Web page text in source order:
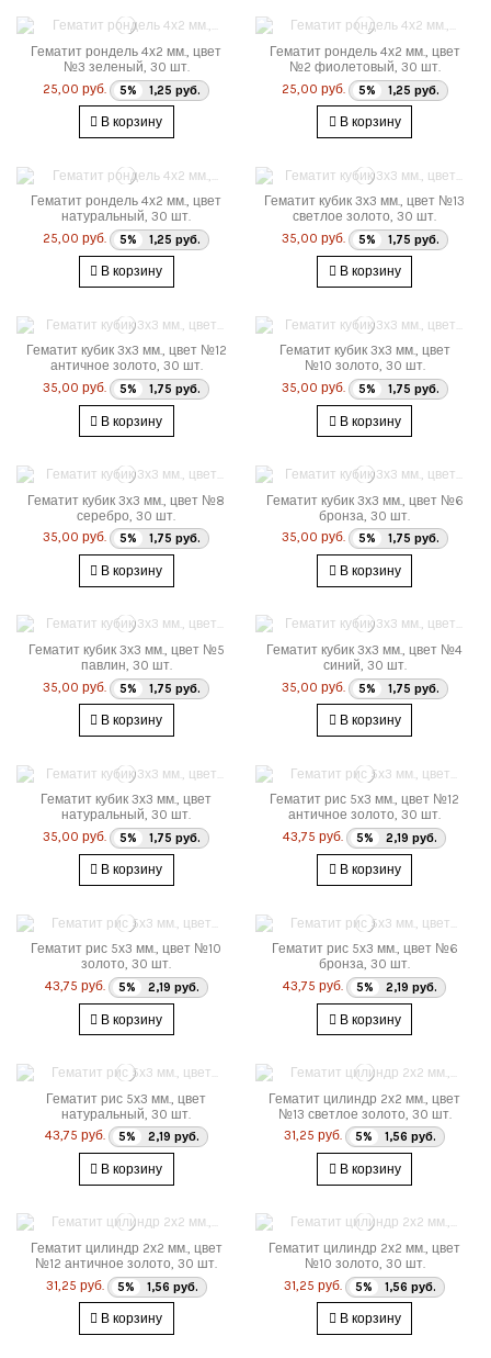
Гематит рондель 4х2 мм., цвет
№3 зеленый, 30 шт.
25,00 руб.
5% 1,25 руб.
В корзину
Гематит рондель 4х2 мм., цвет
№2 фиолетовый, 30 шт.
25,00 руб.
5% 1,25 руб.
В корзину
Гематит рондель 4х2 мм., цвет
натуральный, 30 шт.
25,00 руб.
5% 1,25 руб.
В корзину
Гематит кубик 3х3 мм., цвет №13
светлое золото, 30 шт.
35,00 руб.
5% 1,75 руб.
В корзину
Гематит кубик 3х3 мм., цвет №12
античное золото, 30 шт.
35,00 руб.
5% 1,75 руб.
В корзину
Гематит кубик 3х3 мм., цвет
№10 золото, 30 шт.
35,00 руб.
5% 1,75 руб.
В корзину
Гематит кубик 3х3 мм., цвет №8
серебро, 30 шт.
35,00 руб.
5% 1,75 руб.
В корзину
Гематит кубик 3х3 мм., цвет №6
бронза, 30 шт.
35,00 руб.
5% 1,75 руб.
В корзину
Гематит кубик 3х3 мм., цвет №5
павлин, 30 шт.
35,00 руб.
5% 1,75 руб.
В корзину
Гематит кубик 3х3 мм., цвет №4
синий, 30 шт.
35,00 руб.
5% 1,75 руб.
В корзину
Гематит кубик 3х3 мм., цвет
натуральный, 30 шт.
35,00 руб.
5% 1,75 руб.
В корзину
Гематит рис 5х3 мм., цвет №12
античное золото, 30 шт.
43,75 руб.
5% 2,19 руб.
В корзину
Гематит рис 5х3 мм., цвет №10
золото, 30 шт.
43,75 руб.
5% 2,19 руб.
В корзину
Гематит рис 5х3 мм., цвет №6
бронза, 30 шт.
43,75 руб.
5% 2,19 руб.
В корзину
Гематит рис 5х3 мм., цвет
натуральный, 30 шт.
43,75 руб.
5% 2,19 руб.
В корзину
Гематит цилиндр 2х2 мм., цвет
№13 светлое золото, 30 шт.
31,25 руб.
5% 1,56 руб.
В корзину
Гематит цилиндр 2х2 мм., цвет
№12 античное золото, 30 шт.
31,25 руб.
5% 1,56 руб.
В корзину
Гематит цилиндр 2х2 мм., цвет
№10 золото, 30 шт.
31,25 руб.
5% 1,56 руб.
В корзину